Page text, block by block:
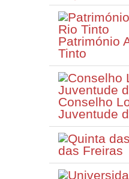
Património
Tinto
Conselho
Juventude
das Freiras